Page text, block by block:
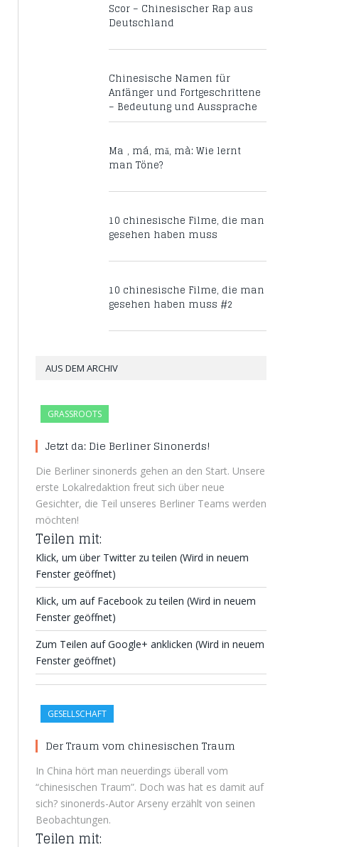
Scor – Chinesischer Rap aus
Deutschland
Chinesische Namen für
Anfänger und Fortgeschrittene
– Bedeutung und Aussprache
Mā, má, mǎ, mà: Wie lernt
man Töne?
10 chinesische Filme, die man
gesehen haben muss
10 chinesische Filme, die man
gesehen haben muss #2
AUS DEM ARCHIV
GRASSROOTS
Jetzt da: Die Berliner Sinonerds!
Die Berliner sinonerds gehen an den Start. Unsere
erste Lokalredaktion freut sich über neue
Gesichter, die Teil unseres Berliner Teams werden
möchten!
Teilen mit:
Klick, um über Twitter zu teilen (Wird in neuem
Fenster geöffnet)
Klick, um auf Facebook zu teilen (Wird in neuem
Fenster geöffnet)
Zum Teilen auf Google+ anklicken (Wird in neuem
Fenster geöffnet)
GESELLSCHAFT
Der Traum vom chinesischen Traum
In China hört man neuerdings überall vom
“chinesischen Traum”. Doch was hat es damit auf
sich? sinonerds-Autor Arseny erzählt von seinen
Beobachtungen.
Teilen mit: